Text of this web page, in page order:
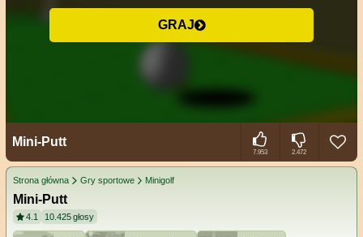
GRAJ
Mini-Putt
7.953 2.472
Strona główna Gry sportowe Minigolf
Mini-Putt
4.1 10.425głosy